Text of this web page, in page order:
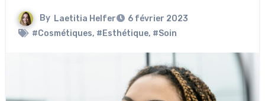
By Laetitia Helfer
6 février 2023
#Cosmétiques, #Esthétique, #Soin